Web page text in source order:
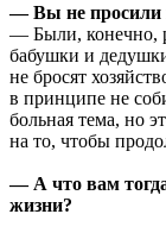
— Вы не просили
— Были, конечно,
бабушки и
не бросят
в принципе не
больная тема, но
на то, чтобы
— А что вам
жизни?